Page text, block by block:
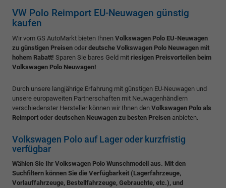
VW Polo Reimport EU-Neuwagen günstig
kaufen
Wir vom GS AutoMarkt bieten Ihnen Volkswagen Polo EU-Neuwagen
zu günstigen Preisen oder deutsche Volkswagen Polo Neuwagen mit
hohem Rabatt! Sparen Sie bares Geld mit riesigen Preisvorteilen beim
Volkswagen Polo Neuwagen!
Durch unsere langjährige Erfahrung mit günstigen EU-Neuwagen und
unsere europaweiten Partnerschaften mit Neuwagenhändlern
verschiedenster Hersteller können wir Ihnen den Volkswagen Polo als
Reimport oder deutschen Neuwagen zu besten Preisen anbieten.
Volkswagen Polo auf Lager oder kurzfristig
verfügbar
Wählen Sie Ihr Volkswagen Polo Wunschmodell aus. Mit den
Suchfiltern können Sie die Verfügbarkeit (Lagerfahrzeuge,
Vorlauffahrzeuge, Bestellfahrzeuge, Gebrauchte, etc.), und